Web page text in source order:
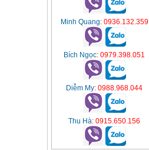
Minh Quang: 0936.132.359
Bích Ngọc: 0979.398.051
Diễm My: 0988.968.044
Thu Hà: 0915.650.156